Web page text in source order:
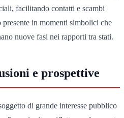
facilitando contatti e scambi
in momenti simbolici che
nuove fasi nei rapporti tra stati.
e prospettive
di grande interesse pubblico